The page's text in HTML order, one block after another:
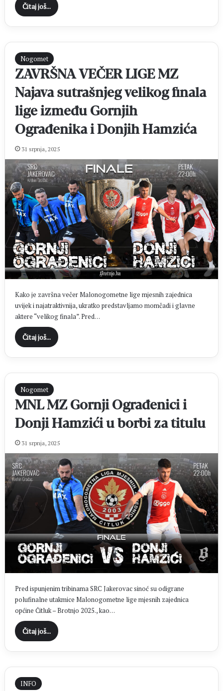
Čitaj još...
Nogomet
ZAVRŠNA VEČER LIGE MZ
Najava sutrašnjeg velikog finala
lige između Gornjih
Ograđenika i Donjih Hamzića
31 srpnja, 2025
Kako je završna večer Malonogometne lige mjesnih zajednica
uvijek i najatraktivnija, ukratko predstavljamo momčadi i glavne
aktere “velikog finala”. Pred…
Čitaj još...
Nogomet
MNL MZ Gornji Ograđenici i
Donji Hamzići u borbi za titulu
31 srpnja, 2025
Pred ispunjenim tribinama SRC Jakerovac sinoć su odigrane
polufinalne utakmice Malonogometne lige mjesnih zajednica
općine Čitluk – Brotnjo 2025., kao…
Čitaj još...
INFO